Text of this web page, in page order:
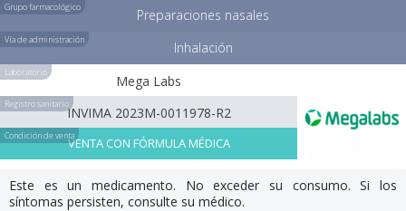
Grupo farmacológico Preparaciones nasales
Vía de administración Inhalación
Laboratorio
Mega Labs
Registro sanitario
INVIMA 2023M-0011978-R2
Condición de ventaVENTA CON FÓRMULA MÉDICA
Este es un medicamento. No exceder su consumo. Si los
síntomas persisten, consulte su médico.